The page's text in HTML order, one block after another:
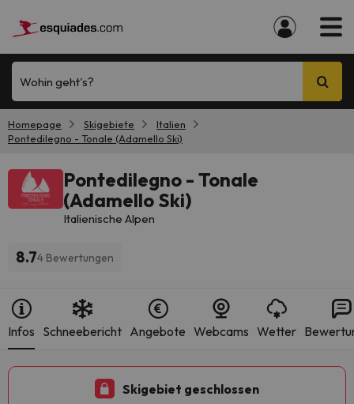
Wohin geht's?
Homepage Skigebiete
Italien
Pontedilegno - Tonale (Adamello Ski)
Pontedilegno - Tonale
(Adamello Ski)
Italienische Alpen
8.74 Bewertungen
Infos Schneebericht Angebote Webcams Wetter
Skigebiet geschlossen